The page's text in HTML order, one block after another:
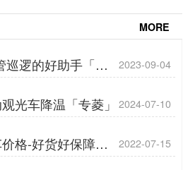
MORE
巡逻的好助手「专
2023-09-04
光车降温「专菱」 2024-07-10
格-好货好保障
2022-07-15